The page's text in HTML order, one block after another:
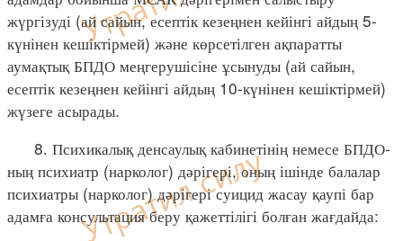
жүргізуді (ай сайын, есептік кезеңнен кейінгі айдың 5-
күнінен кешіктірмей) және көрсетілген ақпаратты
аумақтық БПДО меңгерушісіне ұсынуды (ай сайын,
есептік кезеңнен кейінгі айдың 10-күнінен кешіктірмей)
жүзеге асырады.
8. Психикалық денсаулық кабинетінің немесе БПДО-
ның психиатр (нарколог) дәрігері, оның ішінде балалар
психиатры (нарколог) дәрігері суицид жасау қаупі бар
адамға консультация беру қажеттілігі болған жағдайда: